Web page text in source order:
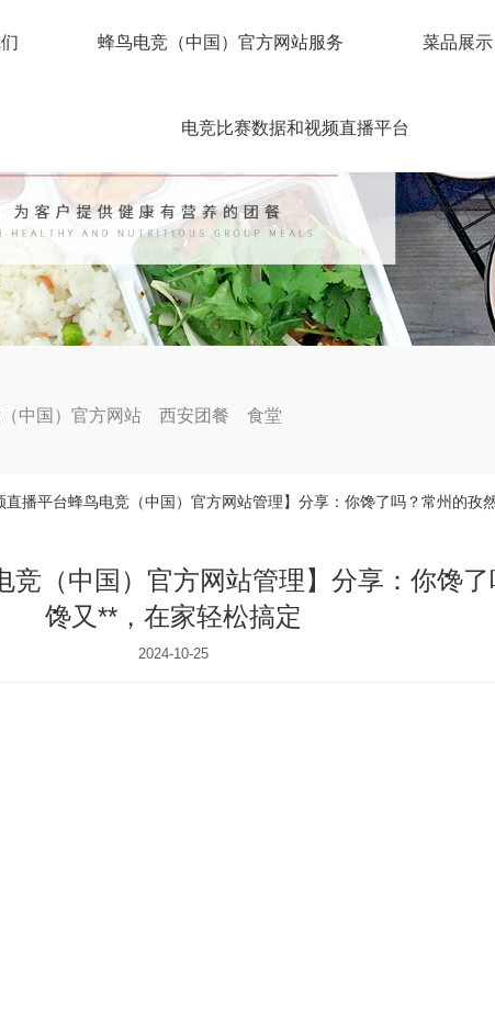
蜂鸟电竞（中国）官方网站服务 菜品展示
电竞比赛数据和视频直播平台
中国）官方网站 西安团餐 食堂
直播平台蜂鸟电竞（中国）官方网站管理】分享：你馋了吗？常州的孜
竞（中国）官方网站管理】分享：你馋
馋又**，在家轻松搞定
2024-10-25